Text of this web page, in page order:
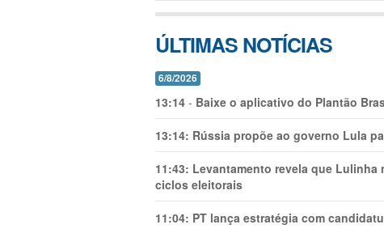
ÚLTIMAS NOTÍCIAS
6/8/2026
13:14 - Baixe o aplicativo do Plantão
13:14: Rússia propõe ao governo Lula
11:43: Levantamento revela que
ciclos eleitorais
11:04: PT lança estratégia com